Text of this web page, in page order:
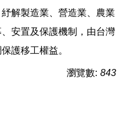
解製造業、營造業、農業
安置及保護機制，由台灣
護移工權益。
瀏覽數: 843